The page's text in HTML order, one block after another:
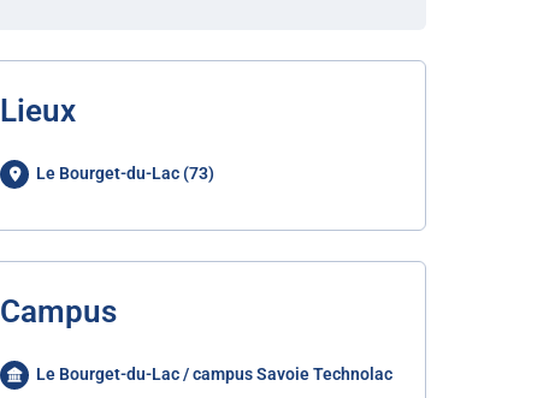
Lieux
Le Bourget-du-Lac (73)
Campus
Le Bourget-du-Lac / campus Savoie Technolac